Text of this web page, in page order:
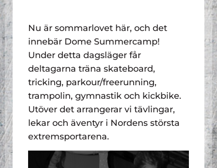
Nu är sommarlovet här, och det
innebär Dome Summercamp!
Under detta dagsläger får
deltagarna träna skateboard,
tricking, parkour/freerunning,
trampolin, gymnastik och kickbike.
Utöver det arrangerar vi tävlingar,
lekar och äventyr i Nordens största
extremsportarena.